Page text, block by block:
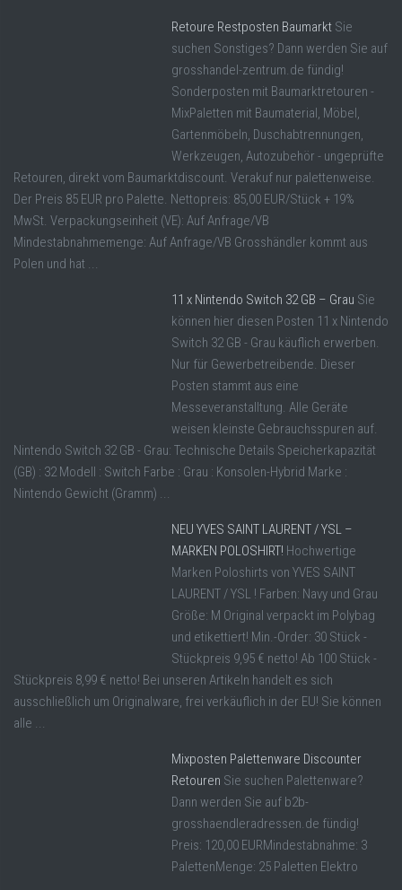
Retoure Restposten Baumarkt Sie
suchen Sonstiges? Dann werden Sie auf
grosshandel-zentrum.de fündig!
Sonderposten mit Baumarktretouren -
MixPaletten mit Baumaterial, Möbel,
Gartenmöbeln, Duschabtrennungen,
Werkzeugen, Autozubehör - ungeprüfte
Retouren, direkt vom Baumarktdiscount. Verakuf nur palettenweise.
Der Preis 85 EUR pro Palette. Nettopreis: 85,00 EUR/Stück + 19%
MwSt. Verpackungseinheit (VE): Auf Anfrage/VB
Mindestabnahmemenge: Auf Anfrage/VB Grosshändler kommt aus
Polen und hat ...
11 x Nintendo Switch 32 GB – Grau Sie
können hier diesen Posten 11 x Nintendo
Switch 32 GB - Grau käuflich erwerben.
Nur für Gewerbetreibende. Dieser
Posten stammt aus eine
Messeveranstalltung. Alle Geräte
weisen kleinste Gebrauchsspuren auf.
Nintendo Switch 32 GB - Grau: Technische Details Speicherkapazität
(GB) : 32 Modell : Switch Farbe : Grau : Konsolen-Hybrid Marke :
Nintendo Gewicht (Gramm) ...
NEU YVES SAINT LAURENT / YSL –
MARKEN POLOSHIRT! Hochwertige
Marken Poloshirts von YVES SAINT
LAURENT / YSL ! Farben: Navy und Grau
Größe: M Original verpackt im Polybag
und etikettiert! Min.-Order: 30 Stück -
Stückpreis 9,95 € netto! Ab 100 Stück -
Stückpreis 8,99 € netto! Bei unseren Artikeln handelt es sich
ausschließlich um Originalware, frei verkäuflich in der EU! Sie können
alle ...
Mixposten Palettenware Discounter
Retouren Sie suchen Palettenware?
Dann werden Sie auf b2b-
grosshaendleradressen.de fündig!
Preis: 120,00 EURMindestabnahme: 3
PalettenMenge: 25 Paletten Elektro